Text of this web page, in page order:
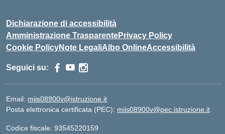
Dichiarazione di accessibilità
Amministrazione TrasparentePrivacy Policy
Cookie PolicyNote LegaliAlbo OnlineAccessibilità
Seguici su:
Email: miis08900v@istruzione.it
Posta elettronica certificata (PEC): miis08900v@pec.istruzione.it
Codice fiscale: 93545220159